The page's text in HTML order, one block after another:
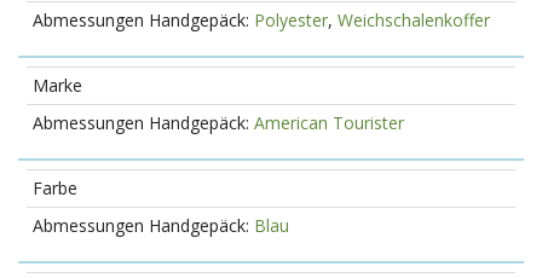
Polyester, Weichschalenkoffer
Marke
American Tourister
Farbe
Blau